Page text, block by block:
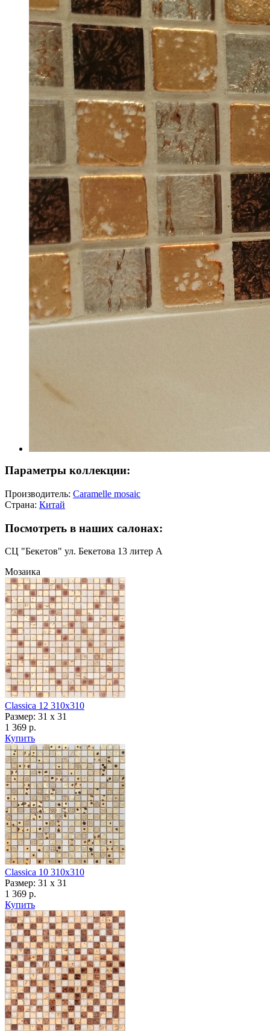
Параметры коллекции:
Производитель: Caramelle mosaic
Страна: Китай
Посмотреть в наших салонах:
СЦ "Бекетов" ул. Бекетова 13 литер А
Мозаика
Classica 12 310х310
Размер: 31 x 31
1 369 р.
Купить
Classica 10 310х310
Размер: 31 x 31
1 369 р.
Купить